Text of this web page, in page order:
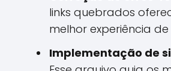
links quebrados
melhor experiência
Implementação de